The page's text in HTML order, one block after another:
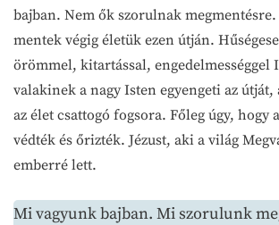
bajban. Nem ők szorulnak
mentek végig életük ezen útján.
örömmel, kitartással, engedelmességgel
valakinek a nagy Isten egyengeti az
az élet csattogó fogsora. Főleg úgy, hogy
védték és őrizték. Jézust, aki a világ
emberré lett.
Mi vagyunk bajban. Mi szorulunk